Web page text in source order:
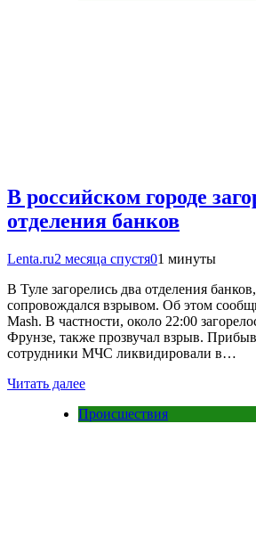
В российском городе
отделения банков
Lenta.ru2 месяца спустя01 минуты
В Туле загорелись два отделения
сопровождался взрывом. Об этом
Mash. В частности, около 22:00
Фрунзе, также прозвучал взрыв.
сотрудники МЧС ликвидировали в…
Читать далее
Происшествия